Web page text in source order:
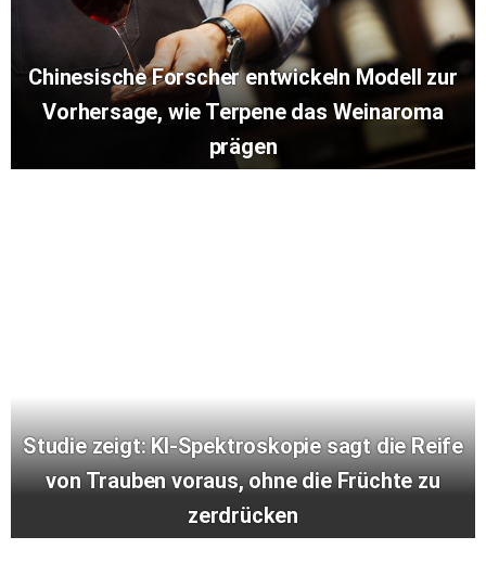
Chinesische Forscher entwickeln Modell zur
Vorhersage, wie Terpene das Weinaroma
prägen
Studie zeigt: KI-Spektroskopie sagt die Reife
von Trauben voraus, ohne die Früchte zu
zerdrücken